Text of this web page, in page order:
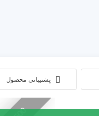
پشتیبانی محصول